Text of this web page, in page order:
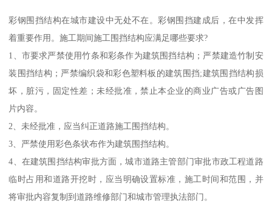
彩钢围挡结构在城市建设中无处不在。彩钢围挡建成后，在中发挥
着重要作用。施工期间施工围挡结构应满足哪些要求?
1、市要求严禁使用竹条和彩条作为建筑围挡结构；严禁建造竹制安
装围挡结构；严禁编织袋和彩色塑料板的建筑围挡;建筑围挡结构损
坏，脏污，固定性差；未经批准，禁止本企业的商业广告或广告图
片内容。
2、未经批准，应当纠正道路施工围挡结构。
3、严禁使用彩色条状布作为建筑围挡结构。
4、在建筑围挡结构审批方面，城市道路主管部门审批市政工程道路
临时占用和道路开挖时，应当明确设置标准，施工时间和范围，并
将审批内容复制到道路维修部门和城市管理执法部门。